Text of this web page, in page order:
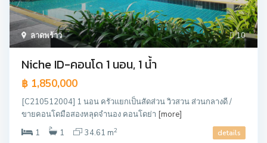
10
ลาดพร้าว
Niche ID-คอนโด 1 นอน, 1 น้ำ
฿ 1,850,000
[C210512004] 1 นอน ครัวแยกเป็นสัดส่วน วิวสวน ส่วนกลางดี /
ขายคอนโดมือสองหลุดจำนอง คอนโดย่า [more]
1
1 34.61 m2 details